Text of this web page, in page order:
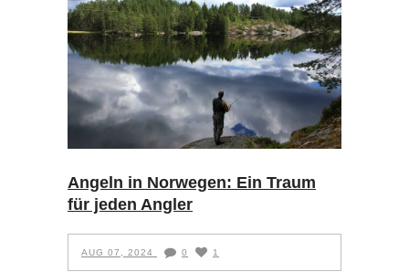
Angeln in Norwegen: Ein Traum
für jeden Angler
AUG 07, 2024 0 1